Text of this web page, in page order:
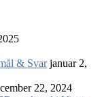
& Svar januar 2,
22, 2024